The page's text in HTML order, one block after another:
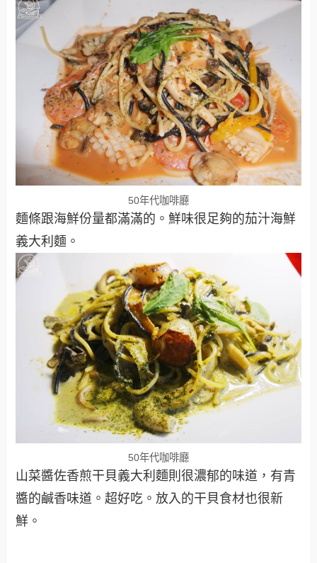
50年代咖啡廳
麵條跟海鮮份量都滿滿的。鮮味很足夠的茄汁海鮮
義大利麵。
50年代咖啡廳
山菜醬佐香煎干貝義大利麵則很濃郁的味道，有青
醬的鹹香味道。超好吃。放入的干貝食材也很新
鮮。